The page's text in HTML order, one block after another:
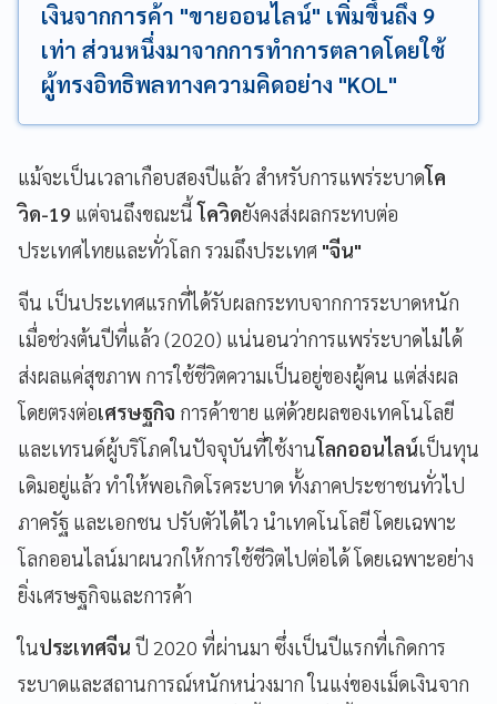
เงินจากการค้า "ขายออนไลน์" เพิ่มขึ้นถึง 9
เท่า ส่วนหนึ่งมาจากการทำการตลาดโดยใช้
ผู้ทรงอิทธิพลทางความคิดอย่าง "KOL"
แม้จะเป็นเวลาเกือบสองปีแล้ว สำหรับการแพร่ระบาดโค
วิด-19 แต่จนถึงขณะนี้โควิดยังคงส่งผลกระทบต่อ
ประเทศไทยและทั่วโลก รวมถึงประเทศ "จีน"
จีน เป็นประเทศแรกที่ได้รับผลกระทบจากการระบาดหนัก
เมื่อช่วงต้นปีที่แล้ว (2020) แน่นอนว่าการแพร่ระบาดไม่ได้
ส่งผลแค่สุขภาพ การใช้ชีวิตความเป็นอยู่ของผู้คน แต่ส่งผล
โดยตรงต่อเศรษฐกิจ การค้าขาย แต่ด้วยผลของเทคโนโลยี
และเทรนด์ผู้บริโภคในปัจจุบันที่ใช้งานโลกออนไลน์เป็นทุน
เดิมอยู่แล้ว ทำให้พอเกิดโรคระบาด ทั้งภาคประชาชนทั่วไป
ภาครัฐ และเอกชน ปรับตัวได้ไว นำเทคโนโลยี โดยเฉพาะ
โลกออนไลน์มาผนวกให้การใช้ชีวิตไปต่อได้ โดยเฉพาะอย่าง
ยิ่งเศรษฐกิจและการค้า
ในประเทศจีน ปี 2020 ที่ผ่านมา ซึ่งเป็นปีแรกที่เกิดการ
ระบาดและสถานการณ์หนักหน่วงมาก ในแง่ของเม็ดเงินจาก